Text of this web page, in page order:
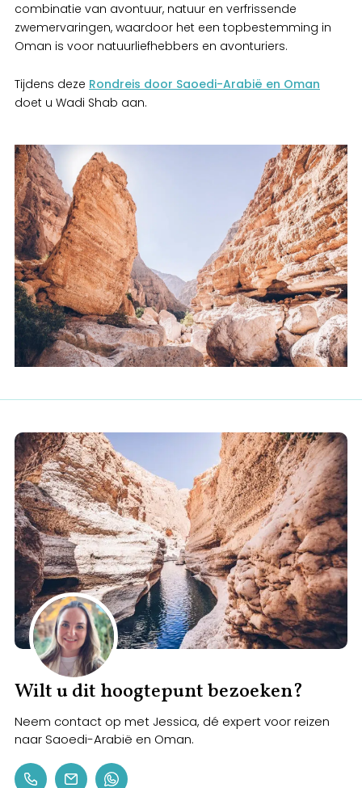
combinatie van avontuur, natuur en verfrissende
zwemervaringen, waardoor het een topbestemming in
Oman is voor natuurliefhebbers en avonturiers.
Tijdens deze Rondreis door Saoedi-Arabië en Oman
doet u Wadi Shab aan.
Wilt u dit hoogtepunt bezoeken?
Neem contact op met Jessica, dé expert voor reizen
naar Saoedi-Arabië en Oman.